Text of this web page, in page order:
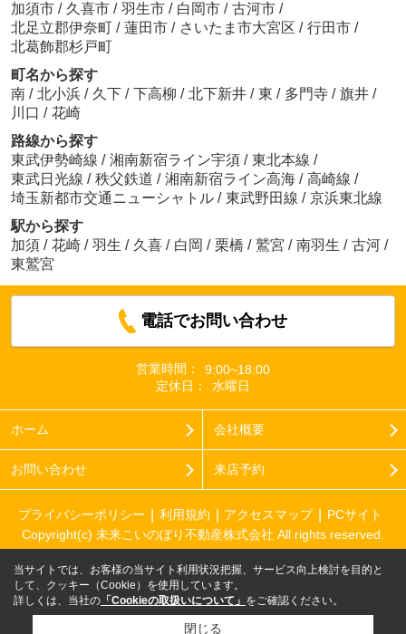
加須市 / 久喜市 / 羽生市 / 白岡市 / 古河市 /
北足立郡伊奈町 / 蓮田市 / さいたま市大宮区 / 行田市 /
北葛飾郡杉戸町
町名から探す
南 / 北小浜 / 久下 / 下高柳 / 北下新井 / 東 / 多門寺 / 旗井 /
川口 / 花崎
路線から探す
東武伊勢崎線 / 湘南新宿ライン宇須 / 東北本線 /
東武日光線 / 秩父鉄道 / 湘南新宿ライン高海 / 高崎線 /
埼玉新都市交通ニューシャトル / 東武野田線 / 京浜東北線
駅から探す
加須 / 花崎 / 羽生 / 久喜 / 白岡 / 栗橋 / 鷲宮 / 南羽生 / 古河 /
東鷲宮
電話でお問い合わせ
営業時間：
9:00~18:00
定休日：
水曜日
ホーム 会社概要
お問い合わせ 来店予約
プライバシーポリシー 利用規約 アクセスマップ
PCサイト
Copyright(c) 未来こいのぼり不動産株式会社 All rights reserved.
当サイトでは、お客様の当サイト利用状況把握、サービス向上検討を目的と
して、クッキー（Cookie）を使用しています。
詳しくは、当社の 「Cookieの取扱いについて」 をご確認ください。
閉じる